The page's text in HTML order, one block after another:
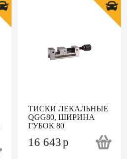
ТИСКИ ЛЕКАЛЬНЫЕ
QGG80, ШИРИНА
ГУБОК 80
16 643p